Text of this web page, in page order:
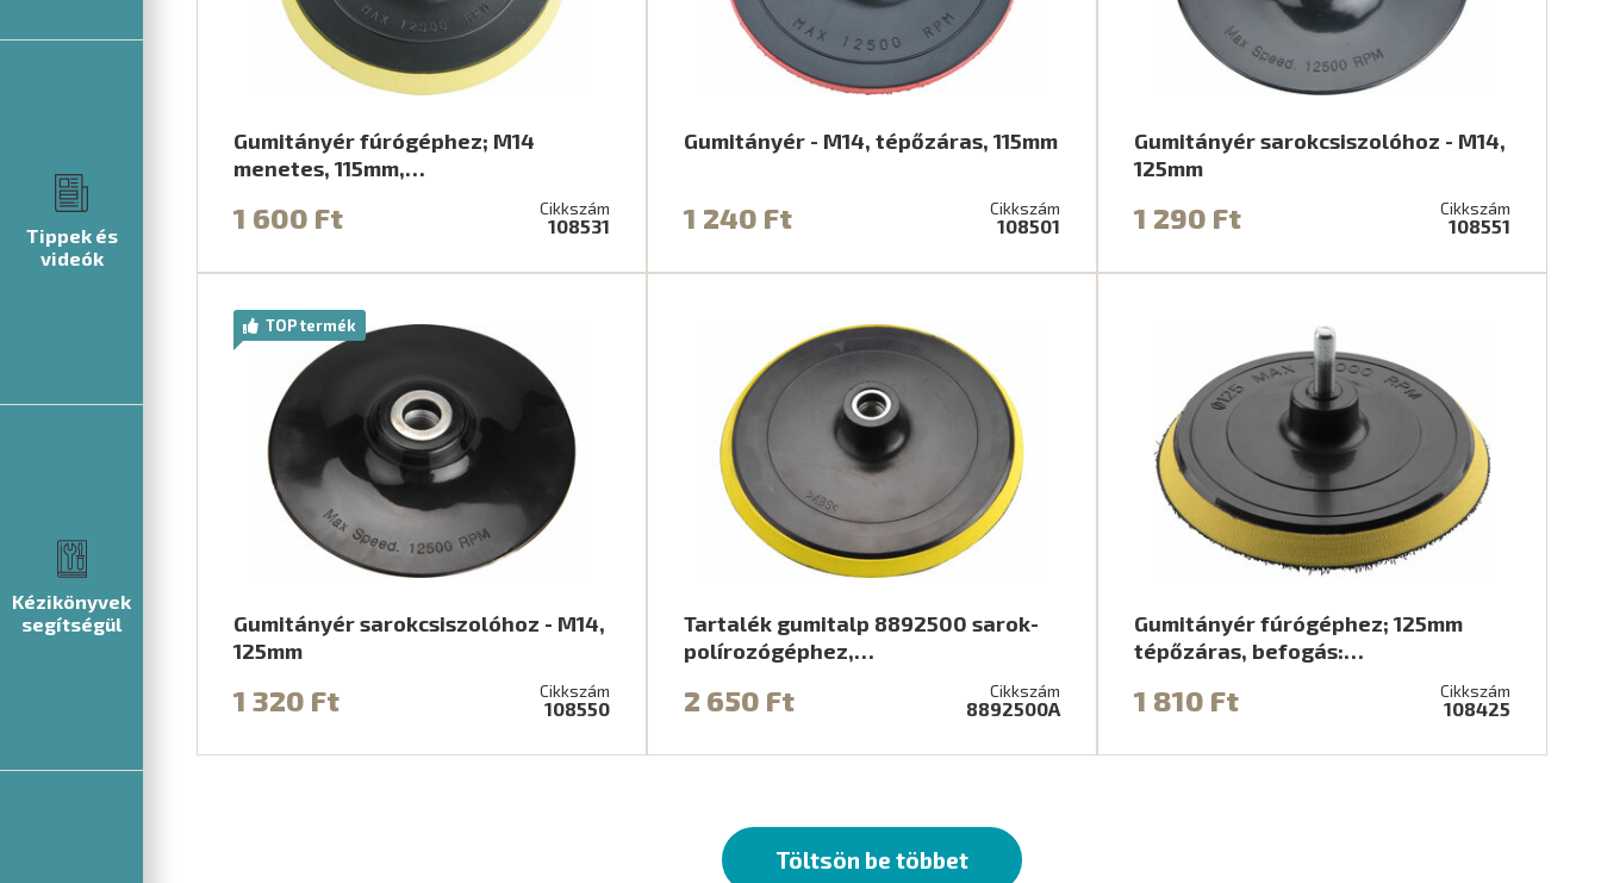
Tippek és
videók
Kézikönyvek
segítségül
Gumitányér fúrógéphez; M14
menetes, 115mm,…
1 600 Ft Cikkszám
108531
Gumitányér - M14, tépőzáras, 115mm
1 240 Ft Cikkszám
108501
Gumitányér sarokcsiszolóhoz - M14,
125mm
1 290 Ft Cikkszám
108551
TOP termék
Gumitányér sarokcsiszolóhoz - M14,
125mm
1 320 Ft Cikkszám
108550
Tartalék gumitalp 8892500 sarok-
polírozógéphez,…
2 650 Ft Cikkszám
8892500A
Gumitányér fúrógéphez; 125mm
tépőzáras, befogás:…
1 810 Ft Cikkszám
108425
Töltsön be többet